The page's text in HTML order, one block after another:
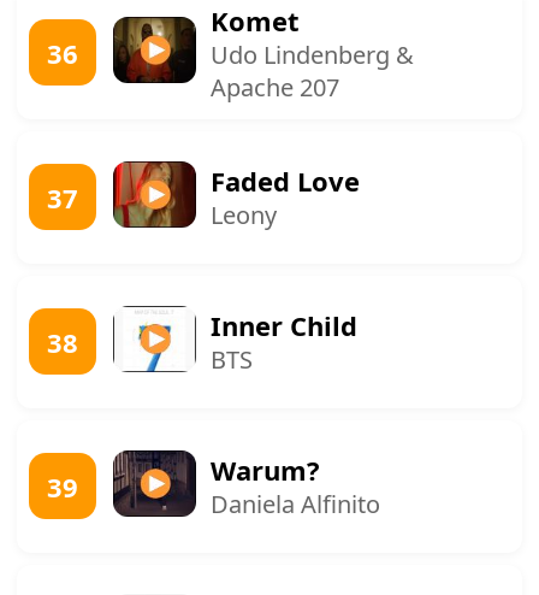
36
Komet
Udo Lindenberg &
Apache 207
37 Faded Love
Leony
38 Inner Child
BTS
39 Warum?
Daniela Alfinito